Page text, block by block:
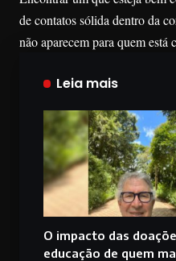
de contatos sólida dentro da
não aparecem para quem está
Leia mais
O impacto das
educação de quem